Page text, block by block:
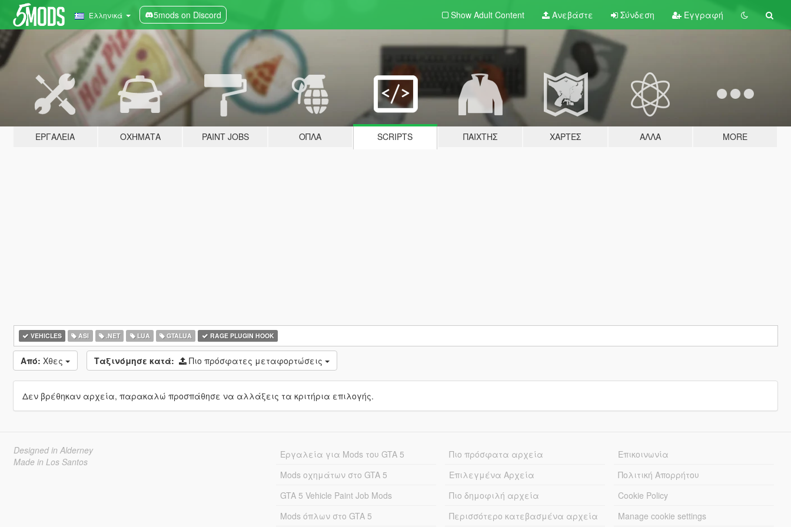
Ελληνικά 5mods on Discord Show Adult Content Ανεβάστε Σύνδεση Εγγραφή
ΕΡΓΑΛΕΊΑ ΟΧΉΜΑΤΑ PAINT JOBS ΌΠΛΑ SCRIPTS ΠΑΊΧΤΗΣ ΧΆΡΤΕΣ ΆΛΛΑ MORE
VEHICLES ASI .NET LUA GTALUA RAGE PLUGIN HOOK
Από: Χθες Ταξινόμησε κατά: Πιο πρόσφατες μεταφορτώσεις
Δεν βρέθηκαν αρχεία, παρακαλώ προσπάθησε να αλλάξεις τα κριτήρια επιλογής.
Designed in Alderney
Made in Los Santos
Εργαλεία για Mods του GTA 5
Mods οχημάτων στο GTA 5
GTA 5 Vehicle Paint Job Mods
Mods όπλων στο GTA 5
Πιο πρόσφατα αρχεία
Επιλεγμένα Αρχεία
Πιο δημοφιλή αρχεία
Περισσότερο κατεβασμένα αρχεία
Επικοινωνία
Πολιτική Απορρήτου
Cookie Policy
Manage cookie settings